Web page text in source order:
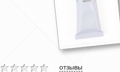
отзывы